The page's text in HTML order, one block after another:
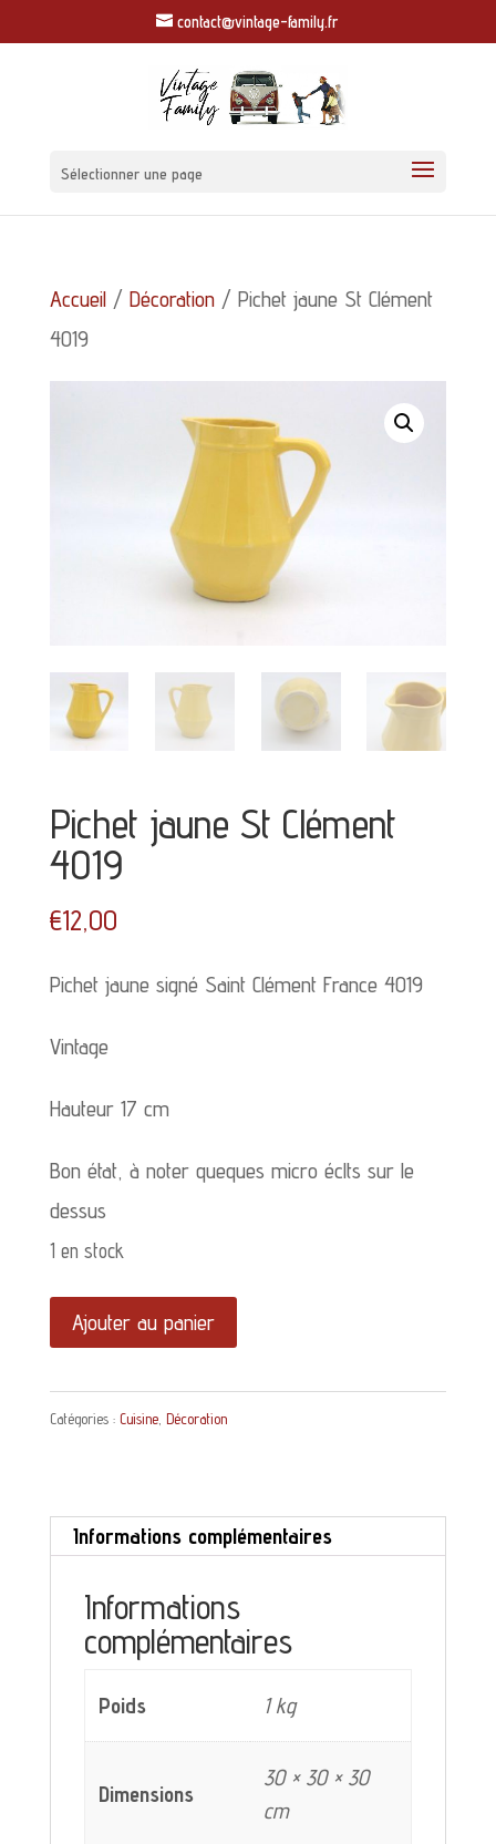
contact@vintage-family.fr
Sélectionner une page
Accueil/ Décoration/ Pichet jaune St Clément
4019
Pichet jaune St Clément
4019
€12,00
Pichet jaune signé Saint Clément France 4019
Vintage
Hauteur 17 cm
Bon état, à noter queques micro éclts sur le
dessus
1 en stock
quantité
de
Pichet
jaune
Clément
4019
Ajouter au panier
Catégories : Cuisine, Décoration
Informations complémentaires
Informations
complémentaires
Poids 1 kg
Dimensions
30 × 30 × 30
cm